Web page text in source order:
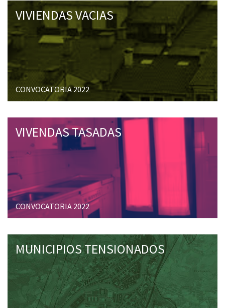
VIVIENDAS VACIAS
CONVOCATORIA 2022
VIVENDAS TASADAS
CONVOCATORIA 2022
MUNICIPIOS TENSIONADOS